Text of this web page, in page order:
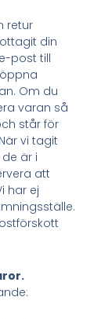
retur
din
post till
Om du
varan så
står för
vi tagit
är i
att
har ej